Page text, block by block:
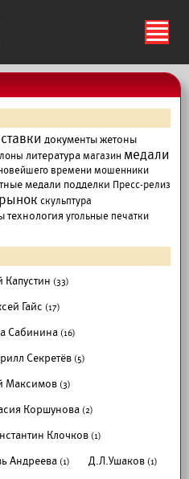
ś
документыжетоны
литературамагазин медали
временимошенники
медали подделки Пресс-релиз
рынок скульптура
технология угольные печатки
Капустин (33)
Гайс (17)
Сабинина (16)
Секретёв (5)
Максимов (3)
Коршунова (2)
Клочков (1)
Андреева (1) Д.Л.Ушаков (1)